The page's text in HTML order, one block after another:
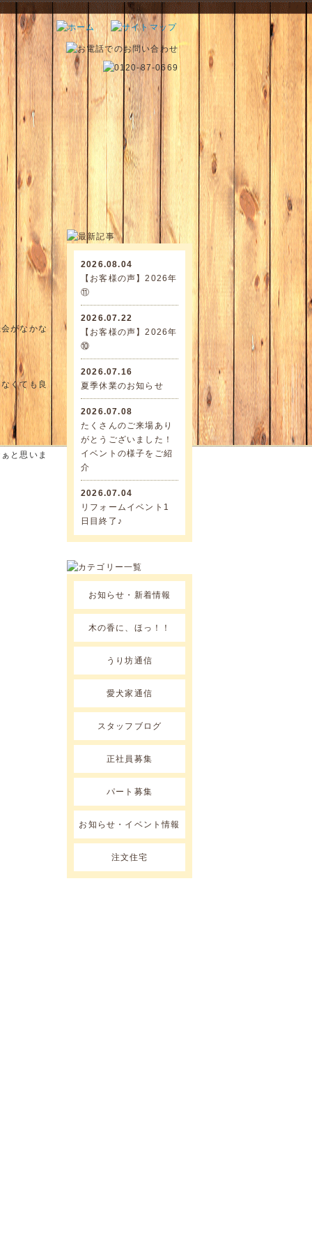
がなかな
くても良
と思いま
2026.08.04
【お客様の声】2026年
⑪
2026.07.22
【お客様の声】2026年
⑩
2026.07.16
夏季休業のお知らせ
2026.07.08
たくさんのご来場あり
がとうございました！
イベントの様子をご紹
介
2026.07.04
リフォームイベント1
日目終了♪
お知らせ・新着情報
木の香に、ほっ！！
うり坊通信
愛犬家通信
スタッフブログ
正社員募集
パート募集
お知らせ・イベント情報
注文住宅